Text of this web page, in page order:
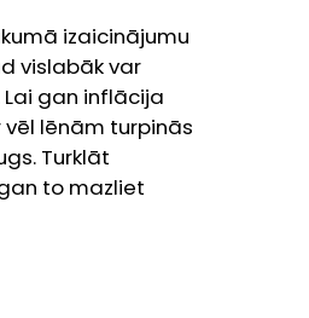
izaicinājumu
vislabāk var
gan inflācija
lēnām turpinās
Turklāt
to mazliet